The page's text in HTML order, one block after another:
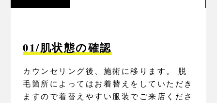
01/肌状態の確認
カウンセリング後、施術に移ります。 脱
毛箇所によってはお着替えをしていただき
ますので着替えやすい服装でご来店くださ